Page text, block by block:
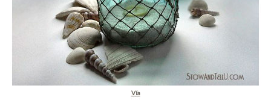
Vía